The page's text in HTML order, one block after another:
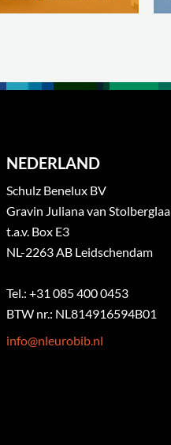
NEDERLAND
Schulz Benelux BV
Gravin Juliana van
t.a.v. Box E3
NL-2263 AB Leidschendam
Tel.: +31 085 400 0453
BTW nr.: NL814916594B01
info@nleurobib.nl